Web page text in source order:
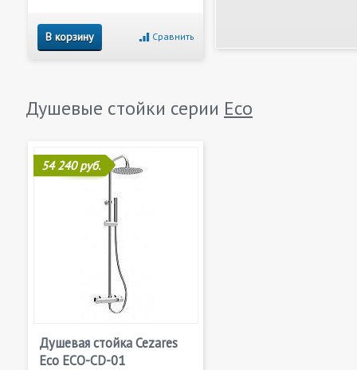
В корзину Сравнить
Душевые стойки серии Eco
54 240 руб.
Душевая стойка Cezares
Eco ECO-CD-01